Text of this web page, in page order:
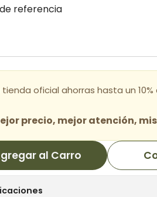
referencia
oficial ahorras hasta un
precio, mejor atención,
al Carro